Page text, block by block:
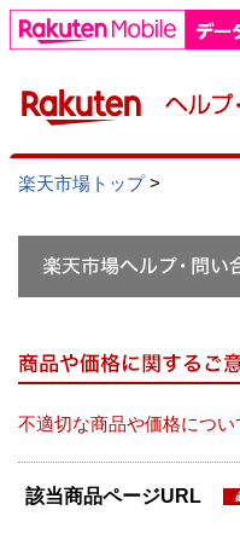
楽天市場トップ>
不適切な商品や価格につ
該当商品ページURL